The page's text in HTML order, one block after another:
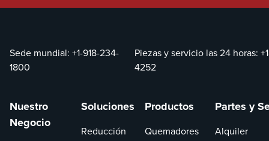
Sede mundial: +1-918-234-
1800
Piezas y servicio las 24 horas:
4252
Nuestro
Negocio
Soluciones
Reducción
Productos
Quemadores
Partes y
Alquiler